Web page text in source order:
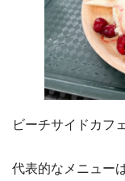
ビーチサイドカフ
代表的なメニュー